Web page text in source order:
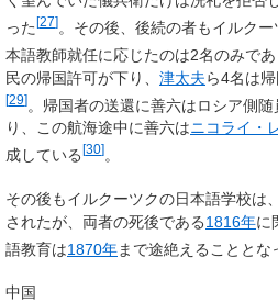
った [27] 。その後、後続の者もイルク
本語教師就任に応じたのは2名のみであ
民の帰国許可が下り、 津太夫ら4名は
[29]。帰国者の送還に善六はロシア側
り、この航海途中に善六はニコライ・
成している [30] 。
その後もイルクーツクの日本語学校は
されたが、両者の死後である1816年に
語教育は1870年まで途絶えることとな
中国